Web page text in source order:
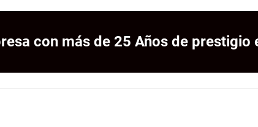
con más de 25 Años de prestigio